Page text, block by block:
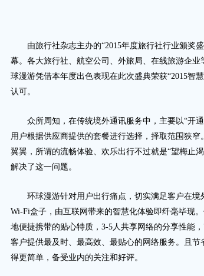
由旅行社杂志主办的“2015年度旅行社行业颁奖盛
幕。各大旅行社、航空公司、外旅局、在线旅游企
球漫游凭借本年度出色表现在此次盛典荣获“2015智
认可。
众所周知，在传统境外通讯服务中，主要以“开通
用户根据供应商提供的套餐进行选择，择取范围狭
翼翼，所谓的流畅体验、欢乐出行不过就是“望梅止
解决了这一问题。
环球漫游针对用户出行痛点，切实满足客户在境
Wi-Fi盒子，由互联网带来的智慧化体验即纤毫毕现
地便捷携带的贴心特质，3-5人共享网络的分享性能
客户提供最及时、最高效、最贴心的网络服务。且
得更简单，备受业内的关注和好评。